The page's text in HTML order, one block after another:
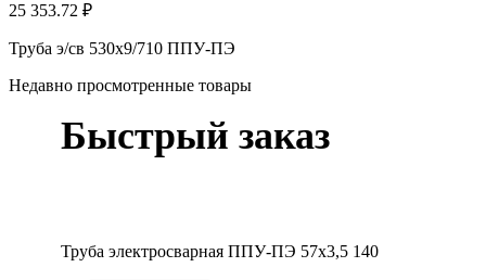
25 353.72 ₽
Труба э/св 530х9/710 ППУ-ПЭ
Недавно просмотренные товары
Быстрый заказ
Труба электросварная ППУ-ПЭ 57x3,5 140